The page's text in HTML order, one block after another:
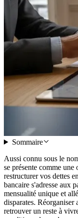
Sommaire
Aussi connu sous le
se présente comme
restructurer vos dettes
bancaire s'adresse aux
mensualité unique et
disparates. Réorganiser
retrouver un reste à